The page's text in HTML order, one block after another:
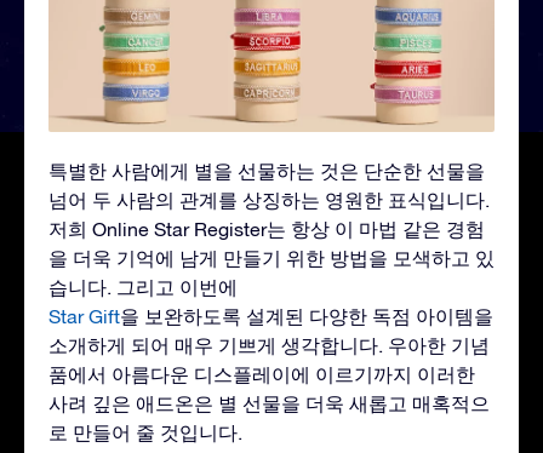
특별한 사람에게 별을 선물하는 것은 단순한 선물을
넘어 두 사람의 관계를 상징하는 영원한 표식입니다.
저희 Online Star Register는 항상 이 마법 같은 경험
을 더욱 기억에 남게 만들기 위한 방법을 모색하고 있
습니다. 그리고 이번에
Star Gift을 보완하도록 설계된 다양한 독점 아이템을
소개하게 되어 매우 기쁘게 생각합니다. 우아한 기념
품에서 아름다운 디스플레이에 이르기까지 이러한
사려 깊은 애드온은 별 선물을 더욱 새롭고 매혹적으
로 만들어 줄 것입니다.